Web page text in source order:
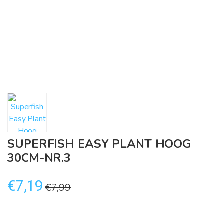
SUPERFISH EASY PLANT HOOG
30CM-NR.3
€7,19 €7,99